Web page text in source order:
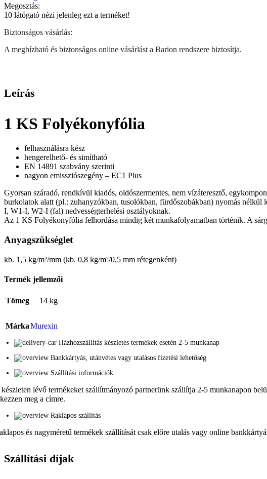
Megosztás:
10 látógató nézi jelenleg ezt a terméket!
Biztonságos vásárlás:
A megbízható és biztonságos online vásárlást a Barion rendszere biztosítja.
Leírás
1 KS Folyékonyfólia
felhasználásra kész
hengerelhető- és simítható
EN 14891 szabvány szerinti
nagyon emissziószegény – EC1 Plus
Gyorsan száradó, rendkívül kiadós, oldószermentes, nem vízáteresztő,
burkolatok alatt (pl.: zuhanyzókban, tusolókban, fürdőszobákban) nyomás
I, W1-I, W2-I (fal) nedvességterhelési osztályoknak.
Az 1 KS Folyékonyfólia felhordása mindig két munkafolyamatban történik. A
Anyagszükséglet
kb. 1,5 kg/m²/mm (kb. 0,8 kg/m²/0,5 mm rétegenként)
Termék jellemzői
Tömeg 14 kg
MárkaMurexin
Házhozszállítás készletes termékek esetén 2-5 munkanap
Bankkártyás, utánvétes vagy utalásos fizetési lehetőség
Szállítási információk
lévő termékeket szállítmányozó partnerünk szállítja 2-5 munkanapon
meg a címre.
Raklapos szállítás
és nagyméretű termékek szállítását csak előre utalás vagy online
Szállítási díjak